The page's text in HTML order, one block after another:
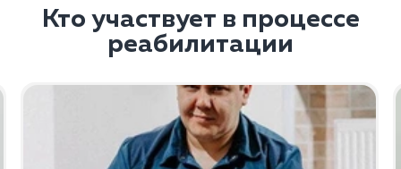
Кто участвует в процессе
реабилитации